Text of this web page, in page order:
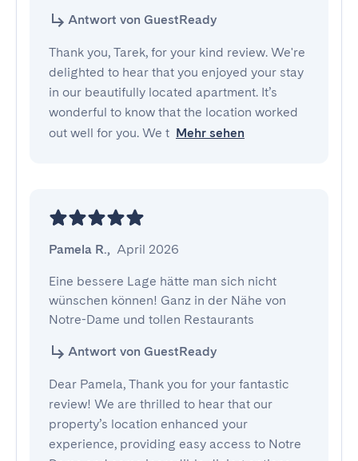
Antwort von GuestReady
Thank you, Tarek, for your kind review. We're
delighted to hear that you enjoyed your stay
in our beautifully located apartment. It’s
wonderful to know that the location worked
out well for you. We t Mehr sehen
Pamela R., April 2026
Eine bessere Lage hätte man sich nicht
wünschen können! Ganz in der Nähe von
Notre-Dame und tollen Restaurants
Antwort von GuestReady
Dear Pamela, Thank you for your fantastic
review! We are thrilled to hear that our
property’s location enhanced your
experience, providing easy access to Notre